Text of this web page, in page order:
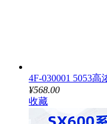
4F-030001 5053
¥568.00
收藏